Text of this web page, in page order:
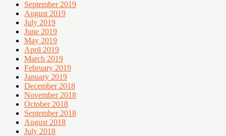
September 2019
August 2019
July 2019
June 2019
May 2019
April 2019
March 2019
February 2019
January 2019
December 2018
November 2018
October 2018
September 2018
August 2018
July 2018